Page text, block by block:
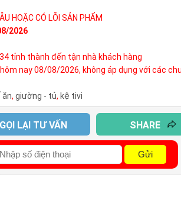
HOẶC CÓ LỖI SẢN PHẨM
2026
tỉnh thành đến tận nhà khách hàng
nay 08/08/2026, không áp dụng với các
ăn, giường - tủ, kệ tivi
GỌI LẠI TƯ VẤN SHARE
Gửi